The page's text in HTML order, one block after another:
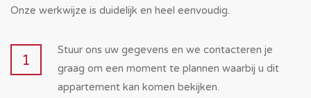
Onze werkwijze is duidelijk en heel eenvoudig.
1
Stuur ons uw gegevens en we contacteren je
graag om een moment te plannen waarbij u dit
appartement kan komen bekijken.